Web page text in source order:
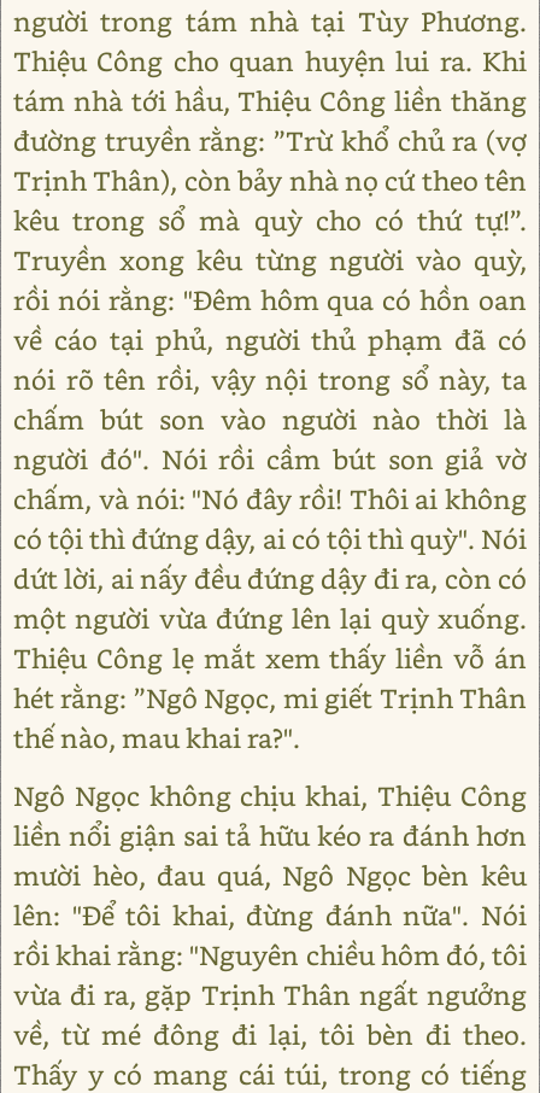
người trong tám nhà tại Tùy Phương.
Thiệu Công cho quan huyện lui ra. Khi
tám nhà tới hầu, Thiệu Công liền thăng
đường truyền rằng: ”Trừ khổ chủ ra (vợ
Trịnh Thân), còn bảy nhà nọ cứ theo tên
kêu trong sổ mà quỳ cho có thứ tự!”.
Truyền xong kêu từng người vào quỳ,
rồi nói rằng: "Đêm hôm qua có hồn oan
về cáo tại phủ, người thủ phạm đã có
nói rõ tên rồi, vậy nội trong sổ này, ta
chấm bút son vào người nào thời là
người đó". Nói rồi cầm bút son giả vờ
chấm, và nói: "Nó đây rồi! Thôi ai không
có tội thì đứng dậy, ai có tội thì quỳ". Nói
dứt lời, ai nấy đều đứng dậy đi ra, còn có
một người vừa đứng lên lại quỳ xuống.
Thiệu Công lẹ mắt xem thấy liền vỗ án
hét rằng: ”Ngô Ngọc, mi giết Trịnh Thân
thế nào, mau khai ra?".
Ngô Ngọc không chịu khai, Thiệu Công
liền nổi giận sai tả hữu kéo ra đánh hơn
mười hèo, đau quá, Ngô Ngọc bèn kêu
lên: "Để tôi khai, đừng đánh nữa". Nói
rồi khai rằng: "Nguyên chiều hôm đó, tôi
vừa đi ra, gặp Trịnh Thân ngất ngưởng
về, từ mé đông đi lại, tôi bèn đi theo.
Thấy y có mang cái túi, trong có tiếng